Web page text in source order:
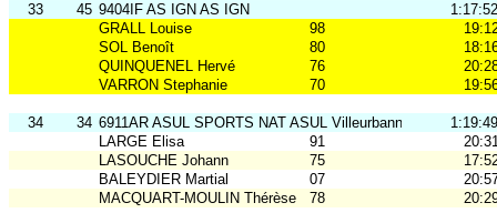
33 45 9404IF AS IGN AS IGN
1:17:52
GRALL Louise
98
SOL Benoît
80
QUINQUENEL Hervé
76
VARRON Stephanie
70
34 34 6911AR ASUL SPORTS NAT ASUL Villeurbanne 4
1:19:49
LARGE Elisa
91
LASOUCHE Johann
75
BALEYDIER Martial
07
MACQUART-MOULIN Thérèse
78